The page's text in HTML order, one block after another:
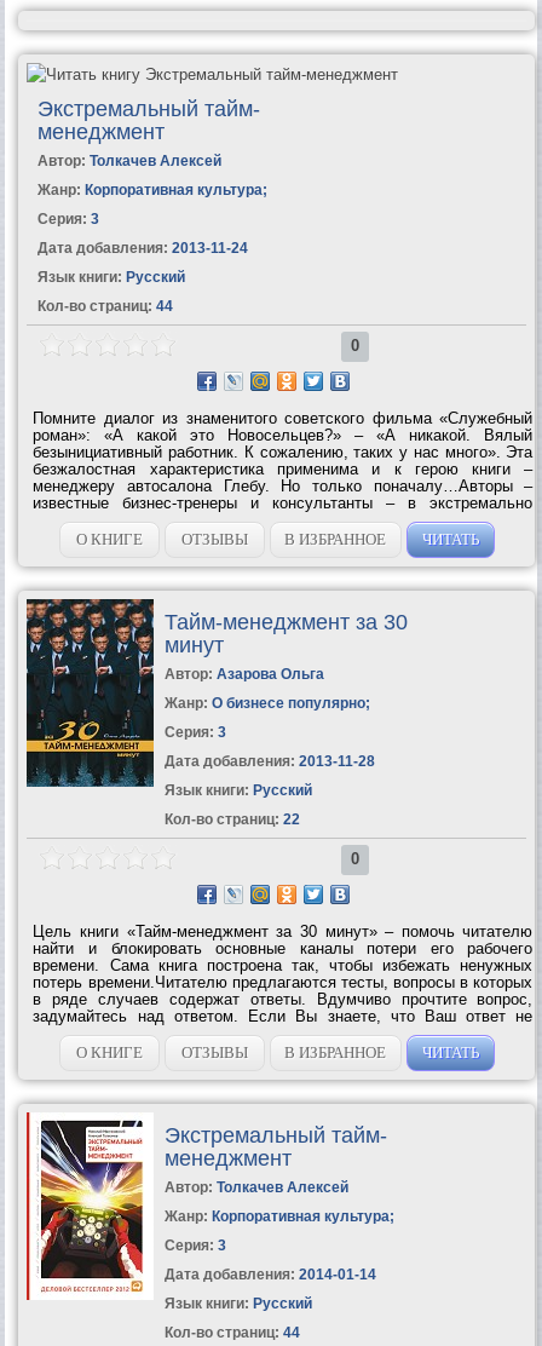
Экстремальный тайм-
менеджмент
Автор: Толкачев Алексей
Жанр: Корпоративная культура;
Серия: 3
Дата добавления: 2013-11-24
Язык книги: Русский
Кол-во страниц: 44
0
Помните диалог из знаменитого советского фильма «Служебный
роман»: «А какой это Новосельцев?» – «А никакой. Вялый
безынициативный работник. К сожалению, таких у нас много». Эта
безжалостная характеристика применима и к герою книги –
менеджеру автосалона Глебу. Но только поначалу…Авторы –
известные бизнес-тренеры и консультанты – в экстремально
сжатые сроки (всего 2 месяца!) проводят своего героя по
огромному пути – от заурядного,...
О КНИГЕ ОТЗЫВЫ В ИЗБРАННОЕ ЧИТАТЬ
Тайм-менеджмент за 30
минут
Автор: Азарова Ольга
Жанр: О бизнесе популярно;
Серия: 3
Дата добавления: 2013-11-28
Язык книги: Русский
Кол-во страниц: 22
0
Цель книги «Тайм-менеджмент за 30 минут» – помочь читателю
найти и блокировать основные каналы потери его рабочего
времени. Сама книга построена так, чтобы избежать ненужных
потерь времени.Читателю предлагаются тесты, вопросы в которых
в ряде случаев содержат ответы. Вдумчиво прочтите вопрос,
задумайтесь над ответом. Если Вы знаете, что Ваш ответ не
соответствует действительности, это свидетельствует о том, что
Вы уже начали работу...
О КНИГЕ ОТЗЫВЫ В ИЗБРАННОЕ ЧИТАТЬ
Экстремальный тайм-
менеджмент
Автор: Толкачев Алексей
Жанр: Корпоративная культура;
Серия: 3
Дата добавления: 2014-01-14
Язык книги: Русский
Кол-во страниц: 44